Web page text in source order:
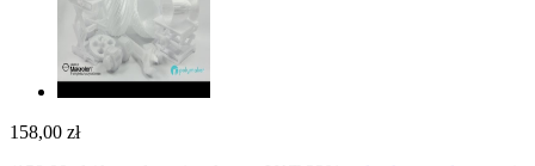
158,00 zł